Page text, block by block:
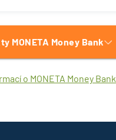
MONETA Money Bank
o MONETA Money Bank